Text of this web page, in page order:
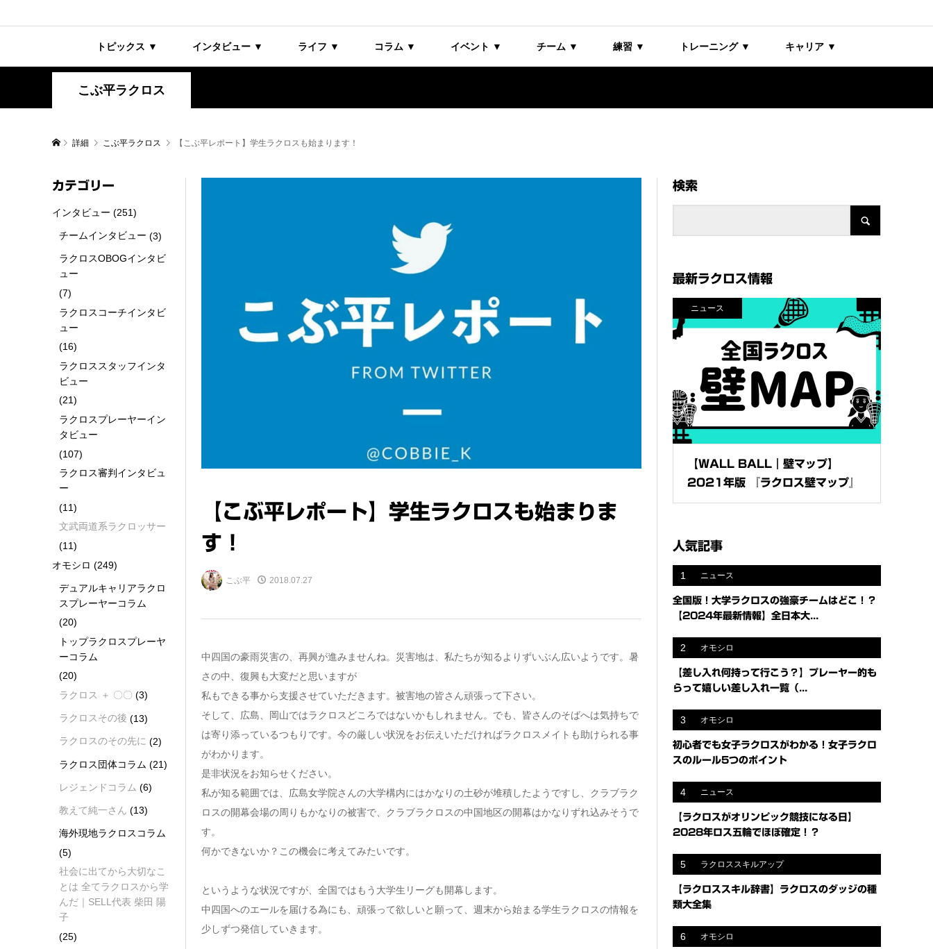
トピックス ▼ インタビュー ▼ ライフ ▼ コラム ▼ イベント ▼ チーム ▼ 練習 ▼ トレーニング ▼ キャリア ▼
こぶ平ラクロス
詳細 こぶ平ラクロス 【こぶ平レポート】学生ラクロスも始まります！
【こぶ平レポート】学生ラクロスも始まりま
す！
こぶ平 2018.07.27
中四国の豪雨災害の、再興が進みませんね。災害地は、私たちが知るよりずいぶん広いようです。暑
さの中、復興も大変だと思いますが
私もできる事から支援させていただきます。被害地の皆さん頑張って下さい。
そして、広島、岡山ではラクロスどころではないかもしれません。でも、皆さんのそばへは気持ちで
は寄り添っているつもりです。今の厳しい状況をお伝えいただければラクロスメイトも助けられる事
がわかります。
是非状況をお知らせください。
私が知る範囲では、広島女学院さんの大学構内にはかなりの土砂が堆積したようですし、クラブラク
ロスの開幕会場の周りもかなりの被害で、クラブラクロスの中国地区の開幕はかなりずれ込みそうで
す。
何かできないか？この機会に考えてみたいです。
というような状況ですが、全国ではもう大学生リーグも開幕します。
中四国へのエールを届ける為にも、頑張って欲しいと願って、週末から始まる学生ラクロスの情報を
少しずつ発信していきます。
検索
最新ラクロス情報
ニュース
【WALL BALL｜壁マップ】
2021年版 『ラクロス壁マップ』
人気記事
1 ニュース
全国版！大学ラクロスの強豪チームはどこ！？
【2024年最新情報】全日本大...
2 オモシロ
【差し入れ何持って行こう？】プレーヤー的も
らって嬉しい差し入れ一覧（...
3 オモシロ
初心者でも女子ラクロスがわかる！女子ラクロ
スのルール5つのポイント
4 ニュース
【ラクロスがオリンピック競技になる日】
2028年ロス五輪でほぼ確定！？
5 ラクロススキルアップ
【ラクロススキル辞書】ラクロスのダッジの種
類大全集
6 オモシロ
カテゴリー
インタビュー (251)
チームインタビュー (3)
ラクロスOBOGインタビ
ュー
(7)
ラクロスコーチインタビ
ュー
(16)
ラクロススタッフインタ
ビュー
(21)
ラクロスプレーヤーイン
タビュー
(107)
ラクロス審判インタビュ
ー
(11)
文武両道系ラクロッサー
(11)
オモシロ (249)
デュアルキャリアラクロ
スプレーヤーコラム
(20)
トップラクロスプレーヤ
ーコラム
(20)
ラクロス ＋ 〇〇 (3)
ラクロスその後 (13)
ラクロスのその先に (2)
ラクロス団体コラム (21)
レジェンドコラム (6)
教えて純一さん (13)
海外現地ラクロスコラム
(5)
社会に出てから大切なこ
とは 全てラクロスから学
んだ｜SELL代表 柴田 陽
子
(25)